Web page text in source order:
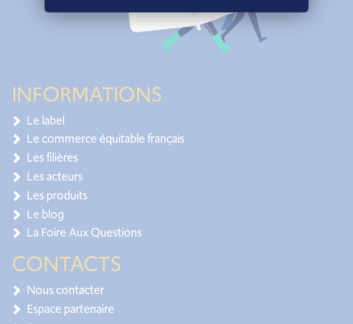
INFORMATIONS
Le label
Le commerce équitable français
Les filières
Les acteurs
Les produits
Le blog
La Foire Aux Questions
CONTACTS
Nous contacter
Espace partenaire